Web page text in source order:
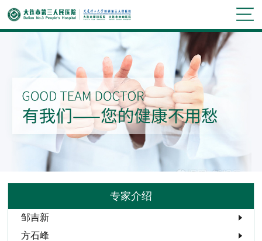
专家介绍
邹吉新
方石峰